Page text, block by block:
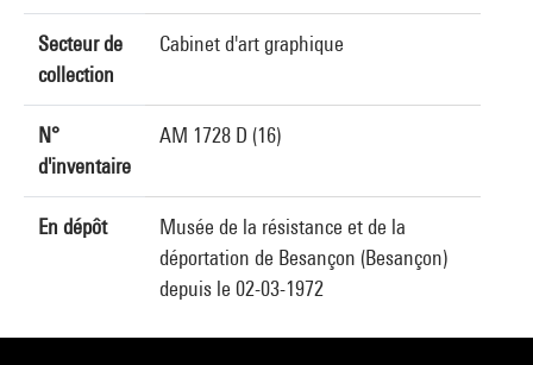
Secteur de
collection
Cabinet d'art graphique
N°
d'inventaire
AM 1728 D (16)
En dépôt
Musée de la résistance et de la
déportation de Besançon (Besançon)
depuis le 02-03-1972